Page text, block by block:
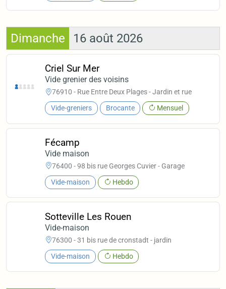
Dimanche 16 août 2026
Criel Sur Mer
Vide grenier des voisins
76910 - Rue Entre Deux Plages - Jardin et rue
Vide-greniers Brocante Mensuel
Fécamp
Vide maison
76400 - 98 bis rue Georges Cuvier - Garage
Vide-maison Hebdo
Sotteville Les Rouen
Vide-maison
76300 - 31 bis rue de cronstadt - jardin
Vide-maison Hebdo